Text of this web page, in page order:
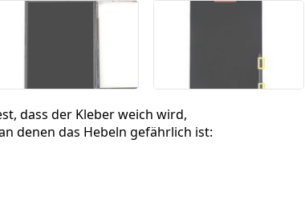
dass der Kleber weich wird,
denen das Hebeln gefährlich ist: